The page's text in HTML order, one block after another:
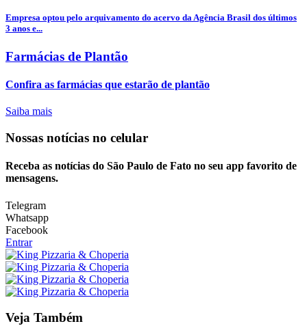
Empresa optou pelo arquivamento do acervo da Agência Brasil dos últimos
3 anos e...
Farmácias de Plantão
Confira as farmácias que estarão de plantão
Saiba mais
Nossas notícias no celular
Receba as notícias do São Paulo de Fato no seu app favorito de
mensagens.
Telegram
Whatsapp
Facebook
Entrar
Veja Também